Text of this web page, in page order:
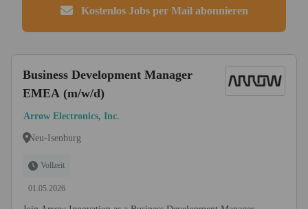
Kostenlos Jobs per Mail abonnieren
Business Development Manager
EMEA (m/w/d)
Arrow Electronics, Inc.
Neu-Isenburg
Vollzeit
01.05.2026